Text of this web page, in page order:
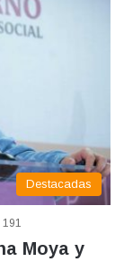
Destacadas
191
Moya y